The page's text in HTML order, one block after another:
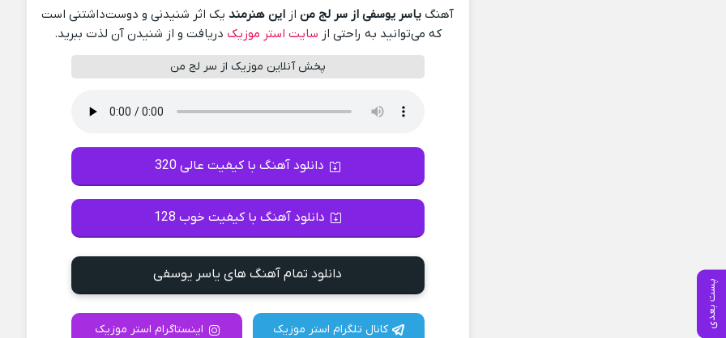
پست بعدی
آهنگ یاسر یوسفی از سر لج مناز این هنرمندیک اثر شنیدنی و دوست‌داشتنی است
که می‌توانید به راحتی از سایت استر موزیک دریافت و از شنیدن آن لذت ببرید.
پخش آنلاین موزیک از سر لج من
دانلود آهنگ با کیفیت عالی 320
دانلود آهنگ با کیفیت خوب 128
دانلود تمام آهنگ های یاسر یوسفی
کانال تلگرام استر موزیک اینستاگرام استر موزیک